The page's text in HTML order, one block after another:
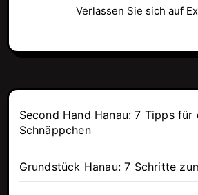
Verlassen Sie sich auf
Second Hand Hanau: 7 Tipps für
Schnäppchen
Grundstück Hanau: 7 Schritte